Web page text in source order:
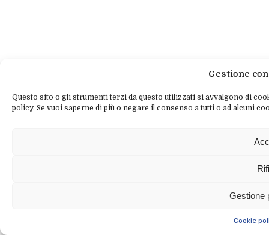
Gestione
Questo sito o gli strumenti terzi da questo utilizzati si avvalgono di
policy. Se vuoi saperne di più o negare il consenso a tutti o ad alcuni
Gestione
Cookie